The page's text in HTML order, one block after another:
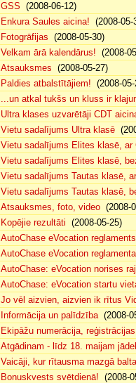
GSS (2008-06-12)
Enkura Saules aicina! (2008-05-
Fotogrāfijas (2008-05-30)
Velkam ārā kalendārus! (2008-
Atsauksmes (2008-05-27)
Paldies atbalstītājiem! (2008-
...un atkal tukšs un kluss ir
Ultra klases uzvarētāji CDT
Vietu sadalījums Ultra klasē
Vietu sadalījums Elites klasē, ar
Vietu sadalījums Elites klasē,
Vietu sadalījums Tautas klasē,
Vietu sadalījums Tautas klasē,
Atsauksmes, foto, video (2008-
Kopējie rezultāti (2008-05-25)
AutoChase eVocation reglaments
AutoChase eVocation
AutoChase: eVocation norises
AutoChase: eVocation startu
Jo vēl aizvien, aizvien ik rītus
Informācija un palīdzība(2008-
Ekipāžu numerācija,
Atgādinam - līdz 18. maijam
Vaicāji, kur rītausma mazgā
Bonuskvests svētdienā! (2008-